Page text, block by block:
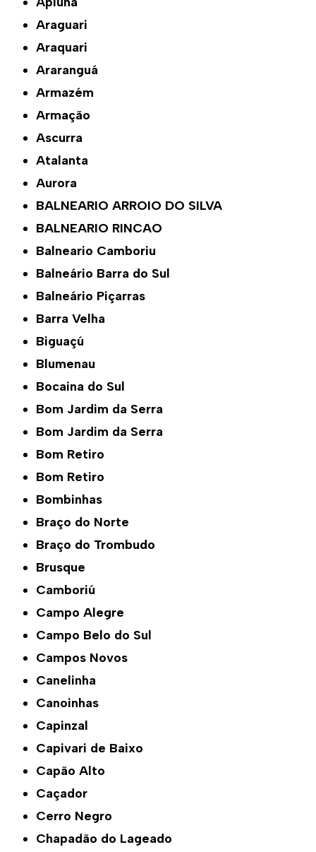
Araguari
Araquari
Araranguá
Armazém
Armação
Ascurra
Atalanta
Aurora
BALNEARIO ARROIO DO SILVA
BALNEARIO RINCAO
Balneario Camboriu
Balneário Barra do Sul
Balneário Piçarras
Barra Velha
Biguaçú
Blumenau
Bocaina do Sul
Bom Jardim da Serra
Bom Jardim da Serra
Bom Retiro
Bom Retiro
Bombinhas
Braço do Norte
Braço do Trombudo
Brusque
Camboriú
Campo Alegre
Campo Belo do Sul
Campos Novos
Canelinha
Canoinhas
Capinzal
Capivari de Baixo
Capão Alto
Caçador
Cerro Negro
Chapadão do Lageado